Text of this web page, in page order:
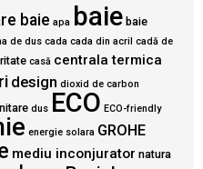
baie apa baie baie
de dus cada cada din acril cadă de
casă centrala termica
design dioxid de carbon
dus ECO ECO-friendly
energie solara GROHE
mediu inconjurator natura